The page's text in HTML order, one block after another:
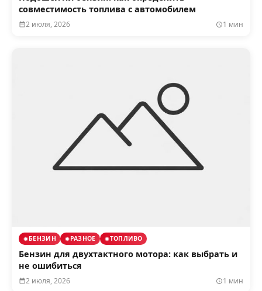
совместимость топлива с автомобилем
2 июля, 2026 1 мин
БЕНЗИН РАЗНОЕ ТОПЛИВО
Бензин для двухтактного мотора: как выбрать и
не ошибиться
2 июля, 2026 1 мин